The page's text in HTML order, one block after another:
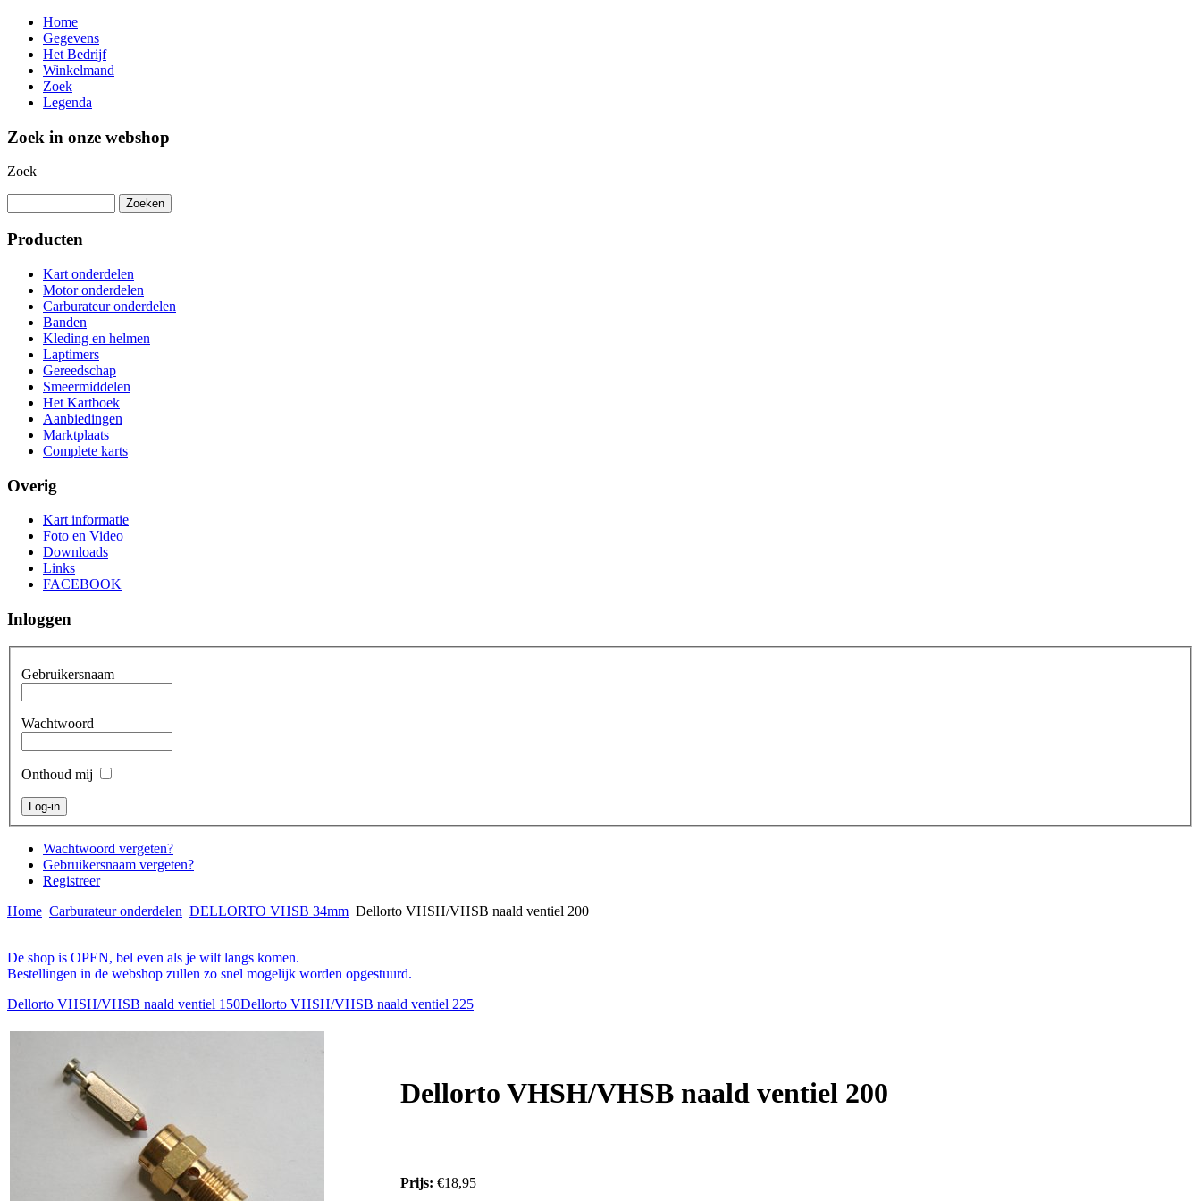
Home
Gegevens
Het Bedrijf
Winkelmand
Zoek
Legenda
Zoek in onze webshop
Zoek
Producten
Kart onderdelen
Motor onderdelen
Carburateur onderdelen
Banden
Kleding en helmen
Laptimers
Gereedschap
Smeermiddelen
Het Kartboek
Aanbiedingen
Marktplaats
Complete karts
Overig
Kart informatie
Foto en Video
Downloads
Links
FACEBOOK
Inloggen
Gebruikersnaam
Wachtwoord
Onthoud mij
Wachtwoord vergeten?
Gebruikersnaam vergeten?
Registreer
Home Carburateur onderdelen DELLORTO VHSB 34mm Dellorto VHSH/VHSB naald ventiel 200
De shop is OPEN, bel even als je wilt langs komen.
Bestellingen in de webshop zullen zo snel mogelijk worden opgestuurd.
Dellorto VHSH/VHSB naald ventiel 150Dellorto VHSH/VHSB naald ventiel 225
Dellorto VHSH/VHSB naald ventiel 200
Prijs: €18,95